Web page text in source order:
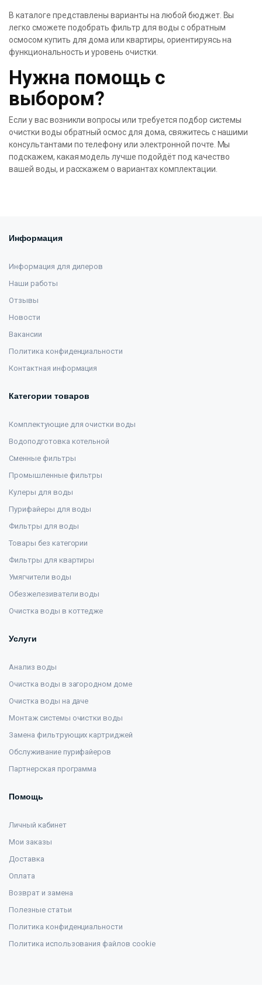
В каталоге представлены варианты на любой бюджет. Вы
легко сможете подобрать фильтр для воды с обратным
осмосом купить для дома или квартиры, ориентируясь на
функциональность и уровень очистки.
Нужна помощь с
выбором?
Если у вас возникли вопросы или требуется подбор системы
очистки воды обратный осмос для дома, свяжитесь с нашими
консультантами по телефону или электронной почте. Мы
подскажем, какая модель лучше подойдёт под качество
вашей воды, и расскажем о вариантах комплектации.
Информация
Информация для дилеров
Наши работы
Отзывы
Новости
Вакансии
Политика конфиденциальности
Контактная информация
Категории товаров
Комплектующие для очистки воды
Водоподготовка котельной
Сменные фильтры
Промышленные фильтры
Кулеры для воды
Пурифайеры для воды
Фильтры для воды
Товары без категории
Фильтры для квартиры
Умягчители воды
Обезжелезиватели воды
Очистка воды в коттедже
Услуги
Анализ воды
Очистка воды в загородном доме
Очистка воды на даче
Монтаж системы очистки воды
Замена фильтрующих картриджей
Обслуживание пурифайеров
Партнерская программа
Помощь
Личный кабинет
Мои заказы
Доставка
Оплата
Возврат и замена
Полезные статьи
Политика конфиденциальности
Политика использования файлов cookie